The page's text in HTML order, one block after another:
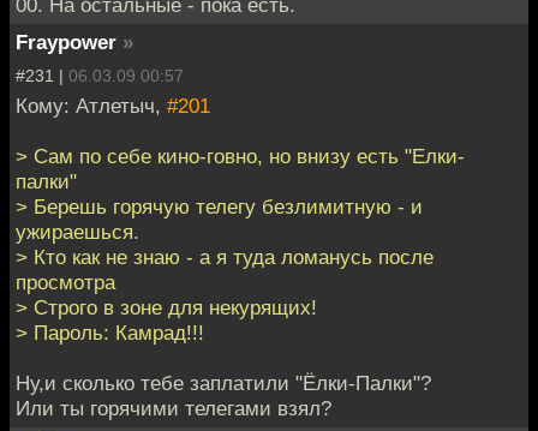
Fraypower »
#231 | 06.03.09 00:57
Кому: Атлетыч, #201
> Сам по себе кино-говно, но внизу есть "Елки-
палки"
> Берешь горячую телегу безлимитную - и
ужираешься.
> Кто как не знаю - а я туда ломанусь после
просмотра
> Строго в зоне для некурящих!
> Пароль: Камрад!!!
Ну,и сколько тебе заплатили "Ёлки-Палки"?
Или ты горячими телегами взял?